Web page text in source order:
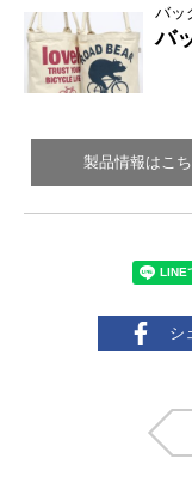
バッ
バ
製品情報はこ
シ